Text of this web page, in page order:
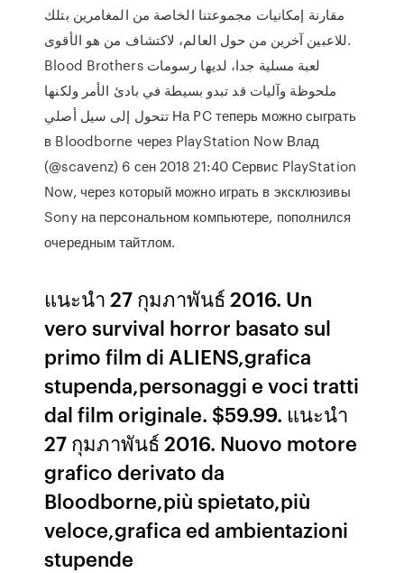
مقارنة إمكانيات مجموعتنا الخاصة من المغامرين بتلك
للاعبين آخرين من حول العالم، لاكتشاف من هو الأقوى.
Blood Brothers لعبة مسلية جدا، لديها رسومات
ملحوظة وآليات قد تبدو بسيطة في بادئ الأمر ولكنها
تتحول إلى سيل أصلي На PC теперь можно сыграть
в Bloodborne через PlayStation Now Влад
(@scavenz) 6 сен 2018 21:40 Сервис PlayStation
Now, через который можно играть в эксклюзивы
Sony на персональном компьютере, пополнился
очередным тайтлом.
แนะนำ 27 กุมภาพันธ์ 2016. Un
vero survival horror basato sul
primo film di ALIENS,grafica
stupenda,personaggi e voci tratti
dal film originale. $59.99. แนะนำ
27 กุมภาพันธ์ 2016. Nuovo motore
grafico derivato da
Bloodborne,più spietato,più
veloce,grafica ed ambientazioni
stupende